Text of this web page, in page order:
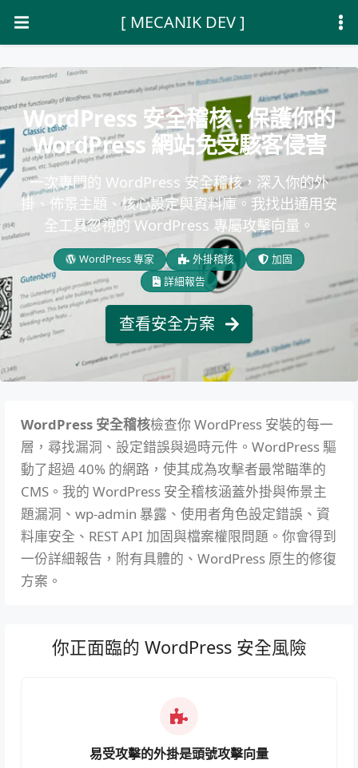
[ MECANIK DEV ]
WordPress 安全稽核 - 保護你的
WordPress 網站免受駭客侵害
一次專門的 WordPress 安全稽核，深入你的外
掛、佈景主題、核心設定與資料庫。我找出通用安
全工具忽視的 WordPress 專屬攻擊向量。
WordPress 專家 外掛稽核
加固
詳細報告
查看安全方案
WordPress 安全稽核檢查你 WordPress 安裝的每一
層，尋找漏洞、設定錯誤與過時元件。WordPress 驅
動了超過 40% 的網路，使其成為攻擊者最常瞄準的
CMS。我的 WordPress 安全稽核涵蓋外掛與佈景主
題漏洞、wp-admin 暴露、使用者角色設定錯誤、資
料庫安全、REST API 加固與檔案權限問題。你會得到
一份詳細報告，附有具體的、WordPress 原生的修復
方案。
你正面臨的 WordPress 安全風險
易受攻擊的外掛是頭號攻擊向量